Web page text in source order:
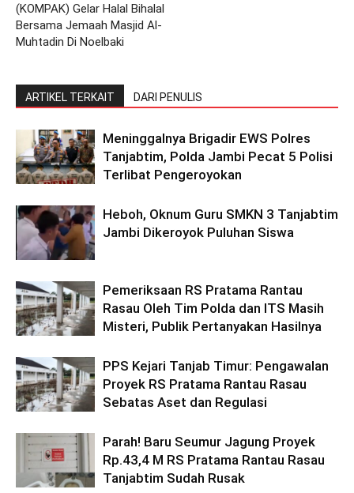
(KOMPAK) Gelar Halal Bihalal
Bersama Jemaah Masjid Al-
Muhtadin Di Noelbaki
ARTIKEL TERKAIT DARI PENULIS
Meninggalnya Brigadir EWS Polres
Tanjabtim, Polda Jambi Pecat 5 Polisi
Terlibat Pengeroyokan
Heboh, Oknum Guru SMKN 3 Tanjabtim
Jambi Dikeroyok Puluhan Siswa
Pemeriksaan RS Pratama Rantau
Rasau Oleh Tim Polda dan ITS Masih
Misteri, Publik Pertanyakan Hasilnya
PPS Kejari Tanjab Timur: Pengawalan
Proyek RS Pratama Rantau Rasau
Sebatas Aset dan Regulasi
Parah! Baru Seumur Jagung Proyek
Rp.43,4 M RS Pratama Rantau Rasau
Tanjabtim Sudah Rusak